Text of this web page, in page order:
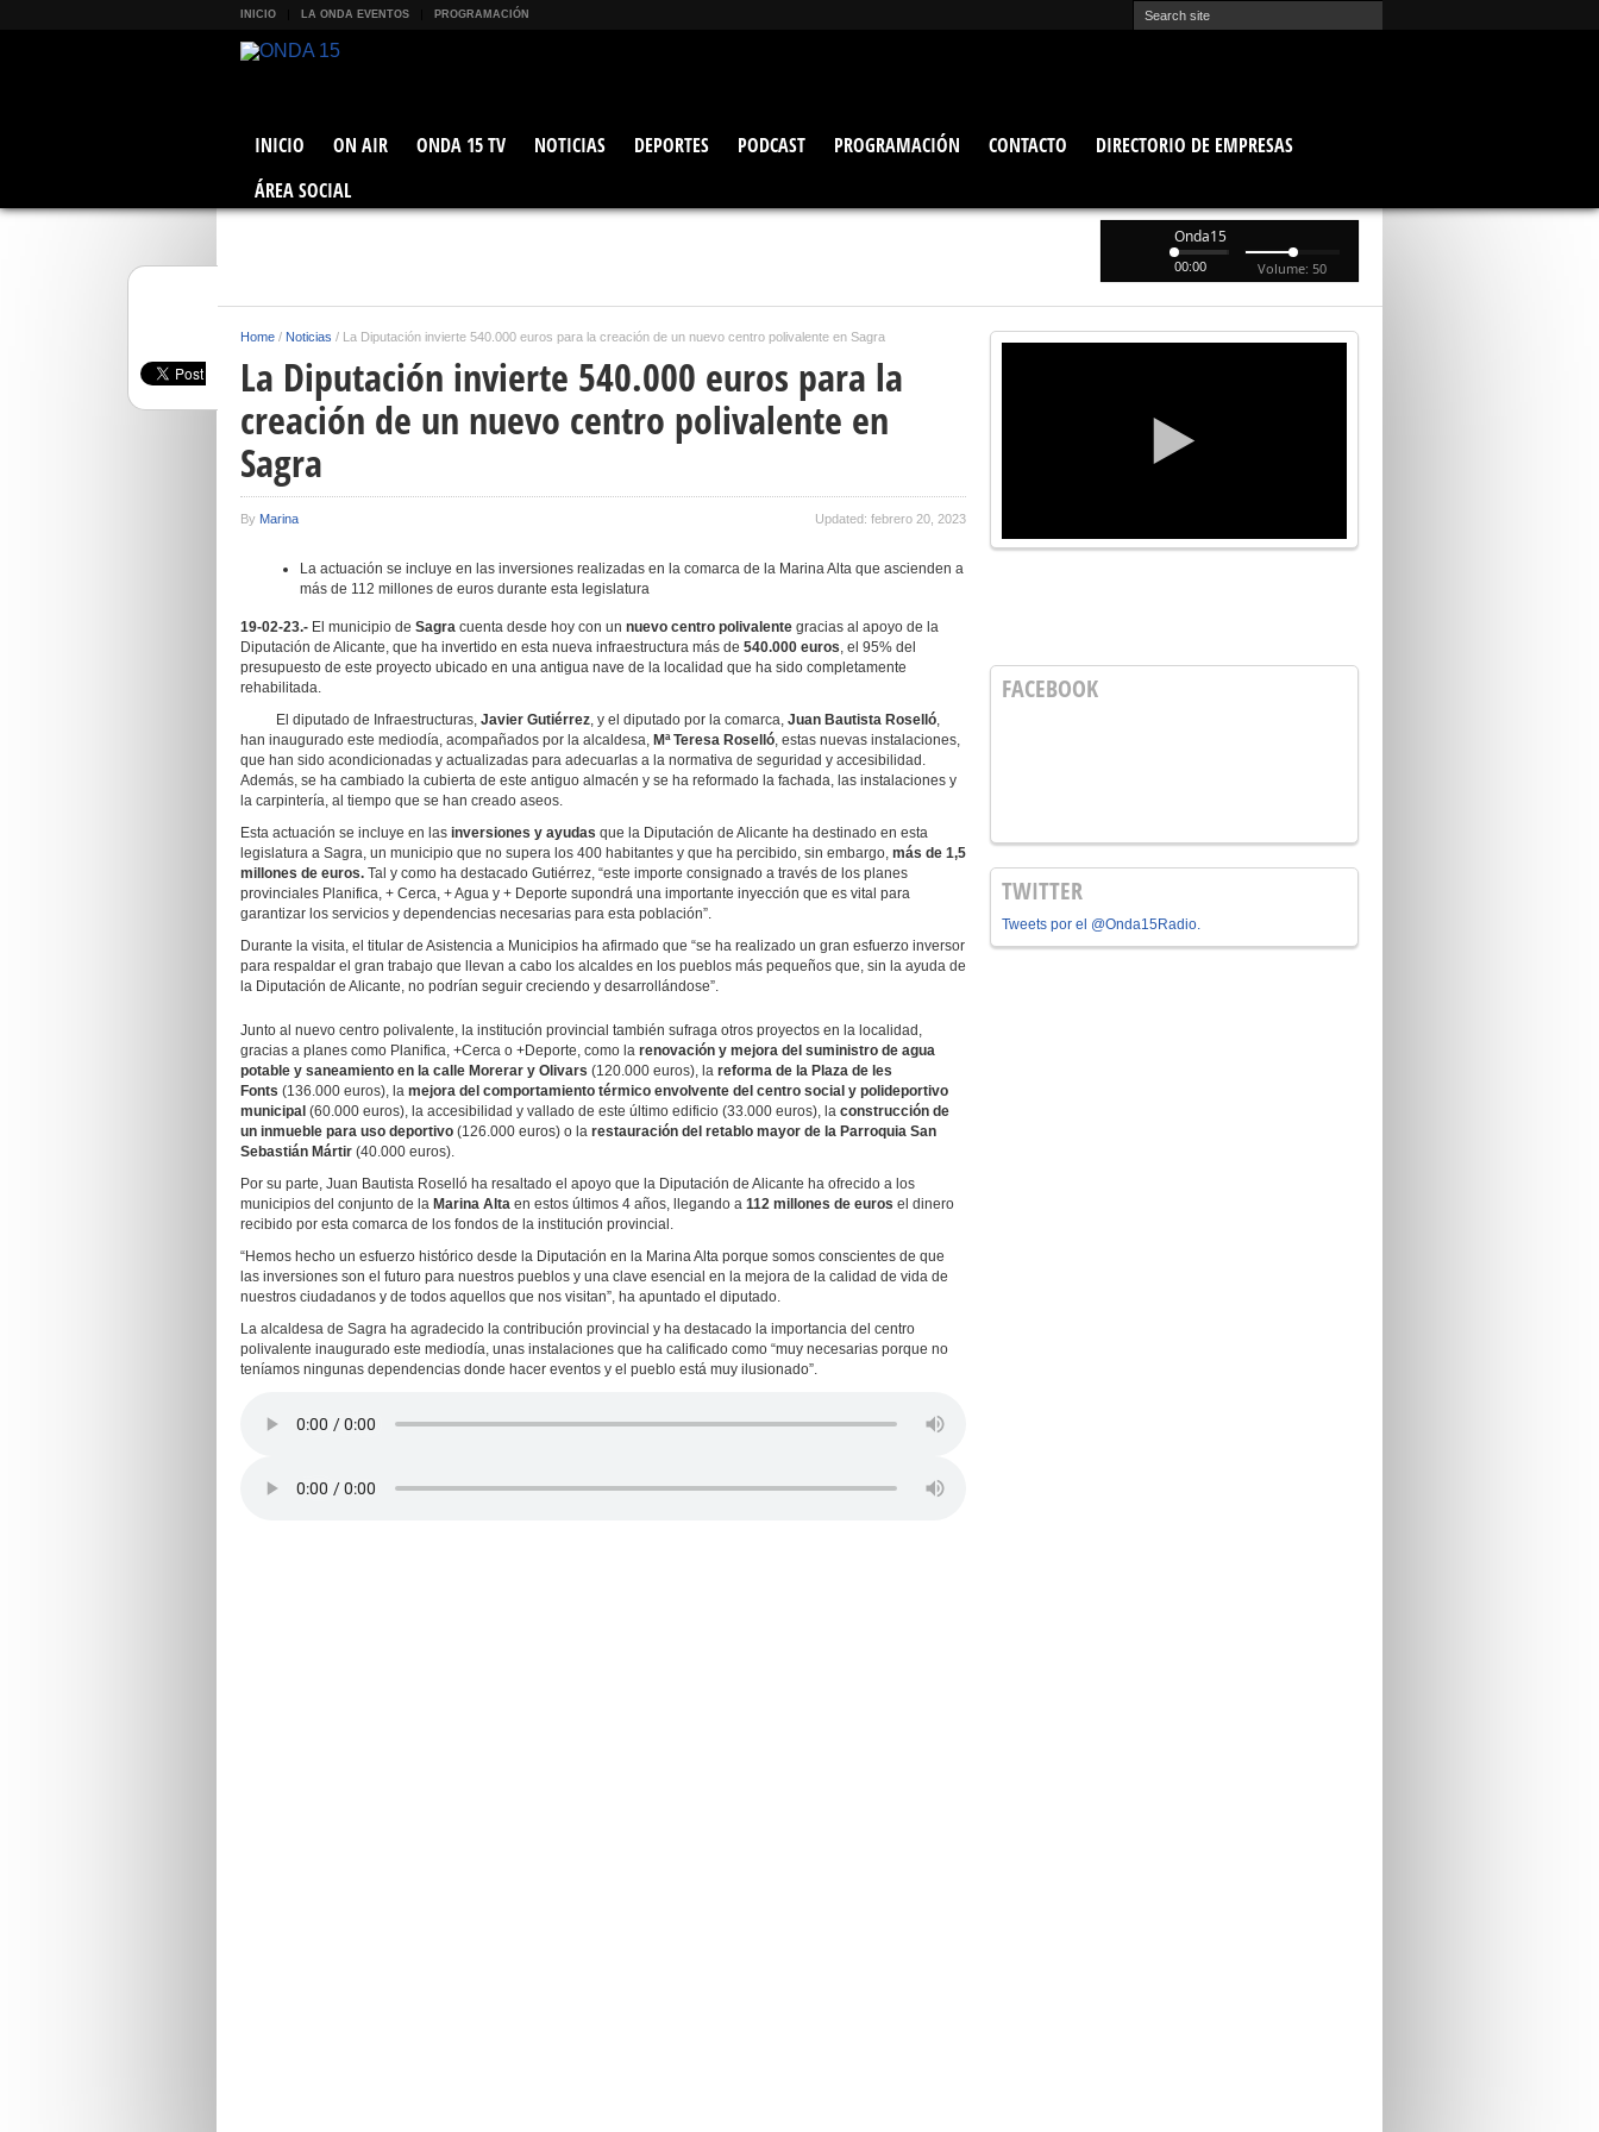
INICIO LA ONDA EVENTOS PROGRAMACIÓN
INICIO ON AIR ONDA 15 TV NOTICIAS DEPORTES PODCAST PROGRAMACIÓN CONTACTO
DIRECTORIO DE EMPRESAS
ÁREA SOCIAL
Onda15
00:00 Volume: 50
Home / Noticias / La Diputación invierte 540.000 euros para la creación de un nuevo centro polivalente en Sagra
La Diputación invierte 540.000 euros para la
creación de un nuevo centro polivalente en
Sagra
By Marina Updated: febrero 20, 2023
La actuación se incluye en las inversiones realizadas en la comarca de la Marina Alta que ascienden a
más de 112 millones de euros durante esta legislatura
19-02-23.- El municipio de Sagra cuenta desde hoy con un nuevo centro polivalente gracias al apoyo de la
Diputación de Alicante, que ha invertido en esta nueva infraestructura más de 540.000 euros, el 95% del
presupuesto de este proyecto ubicado en una antigua nave de la localidad que ha sido completamente
rehabilitada.
El diputado de Infraestructuras, Javier Gutiérrez, y el diputado por la comarca, Juan Bautista Roselló,
han inaugurado este mediodía, acompañados por la alcaldesa, Mª Teresa Roselló, estas nuevas instalaciones,
que han sido acondicionadas y actualizadas para adecuarlas a la normativa de seguridad y accesibilidad.
Además, se ha cambiado la cubierta de este antiguo almacén y se ha reformado la fachada, las instalaciones y
la carpintería, al tiempo que se han creado aseos.
Esta actuación se incluye en las inversiones y ayudas que la Diputación de Alicante ha destinado en esta
legislatura a Sagra, un municipio que no supera los 400 habitantes y que ha percibido, sin embargo, más de 1,5
millones de euros. Tal y como ha destacado Gutiérrez, “este importe consignado a través de los planes
provinciales Planifica, + Cerca, + Agua y + Deporte supondrá una importante inyección que es vital para
garantizar los servicios y dependencias necesarias para esta población”.
Durante la visita, el titular de Asistencia a Municipios ha afirmado que “se ha realizado un gran esfuerzo inversor
para respaldar el gran trabajo que llevan a cabo los alcaldes en los pueblos más pequeños que, sin la ayuda de
la Diputación de Alicante, no podrían seguir creciendo y desarrollándose”.
Junto al nuevo centro polivalente, la institución provincial también sufraga otros proyectos en la localidad,
gracias a planes como Planifica, +Cerca o +Deporte, como la renovación y mejora del suministro de agua
potable y saneamiento en la calle Morerar y Olivars (120.000 euros), la reforma de la Plaza de les
Fonts (136.000 euros), la mejora del comportamiento térmico envolvente del centro social y polideportivo
municipal (60.000 euros), la accesibilidad y vallado de este último edificio (33.000 euros), la construcción de
un inmueble para uso deportivo (126.000 euros) o la restauración del retablo mayor de la Parroquia San
Sebastián Mártir (40.000 euros).
Por su parte, Juan Bautista Roselló ha resaltado el apoyo que la Diputación de Alicante ha ofrecido a los
municipios del conjunto de la Marina Alta en estos últimos 4 años, llegando a 112 millones de euros el dinero
recibido por esta comarca de los fondos de la institución provincial.
“Hemos hecho un esfuerzo histórico desde la Diputación en la Marina Alta porque somos conscientes de que
las inversiones son el futuro para nuestros pueblos y una clave esencial en la mejora de la calidad de vida de
nuestros ciudadanos y de todos aquellos que nos visitan”, ha apuntado el diputado.
La alcaldesa de Sagra ha agradecido la contribución provincial y ha destacado la importancia del centro
polivalente inaugurado este mediodía, unas instalaciones que ha calificado como “muy necesarias porque no
teníamos ningunas dependencias donde hacer eventos y el pueblo está muy ilusionado”.
FACEBOOK
TWITTER
Tweets por el @Onda15Radio.